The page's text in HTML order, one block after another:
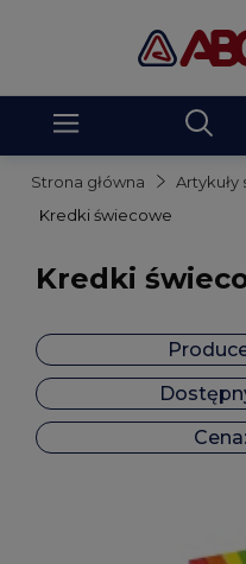
Strona główna Artykuły
Kredki świecowe
Kredki